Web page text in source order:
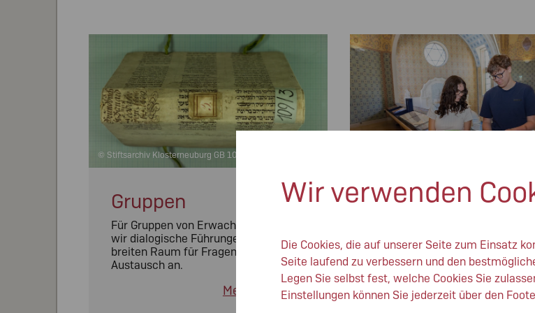
Wir verwenden
Die Cookies, die auf unserer Seite zum Einsatz
Seite laufend zu verbessern und den
Legen Sie selbst fest, welche Cookies Sie
Einstellungen können Sie jederzeit über den
© Stiftsarchiv Klosterneuburg GB 109/3
Gruppen
Für Gruppen von Erwachsenen bieten
wir dialogische Führungen mit einem
breiten Raum für Fragen und
Austausch an.
Mehr erfahren
Unsere Angebote für alle
sind keine klassischen
sondern sie laden die Kinder
Jugendlichen zu einer
Spurensuche ein.